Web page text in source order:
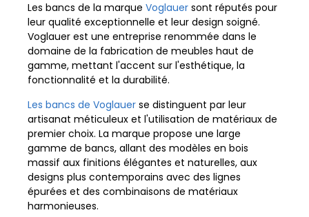
Les bancs de la marque Voglauer sont réputés pour
leur qualité exceptionnelle et leur design soigné.
Voglauer est une entreprise renommée dans le
domaine de la fabrication de meubles haut de
gamme, mettant l'accent sur l'esthétique, la
fonctionnalité et la durabilité.
Les bancs de Voglauer se distinguent par leur
artisanat méticuleux et l'utilisation de matériaux de
premier choix. La marque propose une large
gamme de bancs, allant des modèles en bois
massif aux finitions élégantes et naturelles, aux
designs plus contemporains avec des lignes
épurées et des combinaisons de matériaux
harmonieuses.